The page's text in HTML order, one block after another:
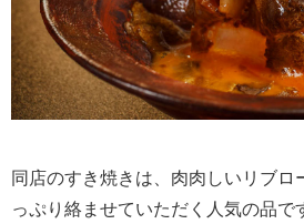
同店のすき焼きは、肉肉しいリブロ
っぷり絡ませていただく人気の品で